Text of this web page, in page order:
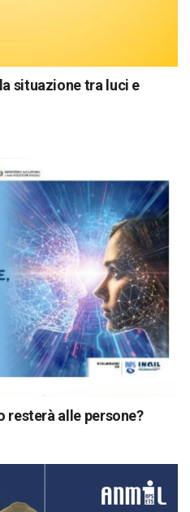
situazione tra luci e
resterà alle persone?